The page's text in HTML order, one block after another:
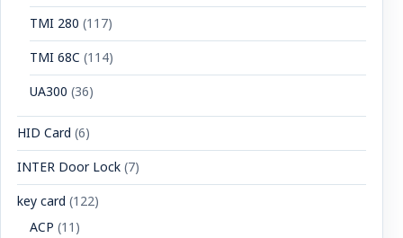
TMI 280 (117)
TMI 68C (114)
UA300 (36)
HID Card (6)
INTER Door Lock(7)
key card (122)
ACP (11)